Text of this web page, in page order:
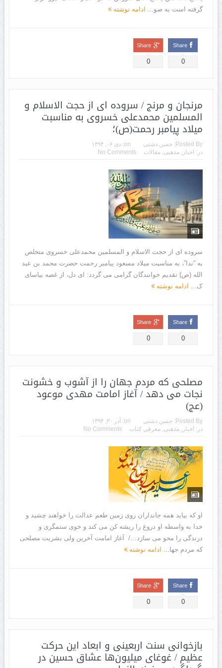
گرفته است به صو...
ادامه نوشته
Share
0
Share
0
مرنجان و مرنج / سروده ای از حجت الاسلام و
المسلمین محمدعلی خسروی به مناسبت
میلاد پیامبر رحمت(ص)؛
Posted By: حسن دشتی on: دی ۰۶, ۱۳۹۴
در: اخبار , مذهبی, مقالات No Comments
سروده ای از حجت الاسلام و المسلمین محمدعلی خسروی متخلص
به “ندا”، به مناسبت میلاد مسعود پیامبر رحمت حضرت محمد بن عبد
الله (ص) تقدیم خوانندگان گرامی می گردد: ای دل، از غصه بیاسای
ک...
ادامه نوشته
Share
0
Share
0
مصلحی که مردم جهان را از آشوب و خشونت
نجات می دهد / آغاز امامت مهدی موعود
(عج)
Posted By: حسن دشتی on:
آذر ۳۰, ۱۳۹۴
در: اخبار , مذهبی, معرفی کتاب No Comments
او که بیاید همه جانداران روی زمین طعم عدالت را خواهند چشید و
خدا به واسطه او دروغ را ریشه کن مى کند و خوى ستمگرى و
درندگى را محو مى سازد…/ آغاز امامت آخرین ولی بشریت مصلحی
که مردم جها...
ادامه نوشته
Share
0
Share
0
بازخوانی سنت اربعینی و ابعاد این حرکت
عظیم / غوغای میلیون‌ها عشاق حسین در